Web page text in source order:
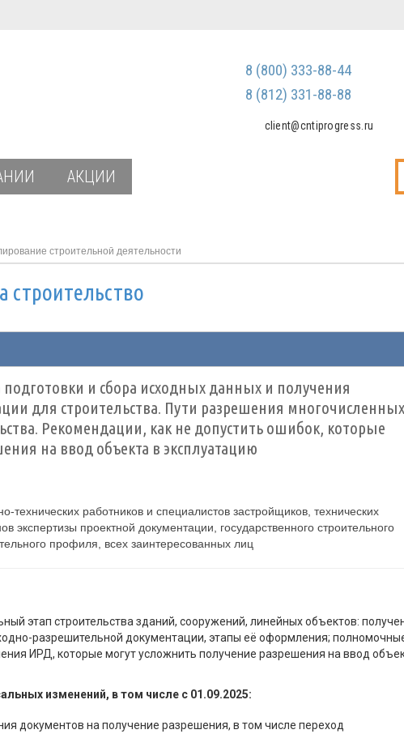
Мы не передаем ваши
спам
8 (800) 333-88-44
8 (812) 331-88-88
client@cntiprogress.ru
АКЦИИ
строительной деятельности
строительство
и сбора исходных данных и получения
для строительства. Пути разрешения многочисленных
Рекомендации, как не допустить ошибок, которые
на ввод объекта в эксплуатацию
технических работников и специалистов застройщиков, технических
экспертизы проектной документации, государственного строительного
профиля, всех заинтересованных лиц
этап строительства зданий, сооружений, линейных объектов:
разрешительной документации, этапы её оформления;
ИРД, которые могут усложнить получение разрешения на ввод
изменений, в том числе с 01.09.2025:
документов на получение разрешения, в том числе переход